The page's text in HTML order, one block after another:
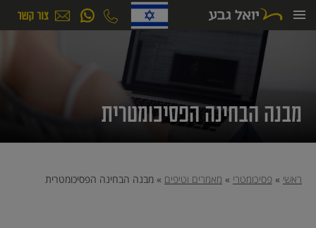
לתוכן
מבנה הבחינה הפסיכומטרית
ראשי » פסיכומטרי » מאמרים וטיפים » מבנה הבחינה הפסיכומטרית